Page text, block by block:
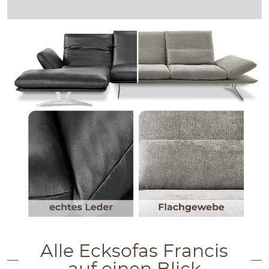
Alle Ecksofas Francis